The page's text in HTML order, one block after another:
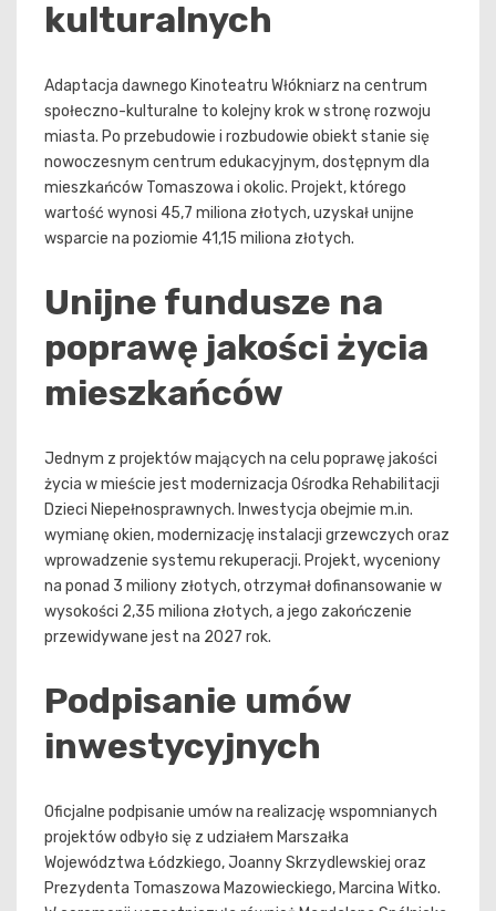
kulturalnych
Adaptacja dawnego Kinoteatru Włókniarz na centrum
społeczno-kulturalne to kolejny krok w stronę rozwoju
miasta. Po przebudowie i rozbudowie obiekt stanie się
nowoczesnym centrum edukacyjnym, dostępnym dla
mieszkańców Tomaszowa i okolic. Projekt, którego
wartość wynosi 45,7 miliona złotych, uzyskał unijne
wsparcie na poziomie 41,15 miliona złotych.
Unijne fundusze na
poprawę jakości życia
mieszkańców
Jednym z projektów mających na celu poprawę jakości
życia w mieście jest modernizacja Ośrodka Rehabilitacji
Dzieci Niepełnosprawnych. Inwestycja obejmie m.in.
wymianę okien, modernizację instalacji grzewczych oraz
wprowadzenie systemu rekuperacji. Projekt, wyceniony
na ponad 3 miliony złotych, otrzymał dofinansowanie w
wysokości 2,35 miliona złotych, a jego zakończenie
przewidywane jest na 2027 rok.
Podpisanie umów
inwestycyjnych
Oficjalne podpisanie umów na realizację wspomnianych
projektów odbyło się z udziałem Marszałka
Województwa Łódzkiego, Joanny Skrzydlewskiej oraz
Prezydenta Tomaszowa Mazowieckiego, Marcina Witko.